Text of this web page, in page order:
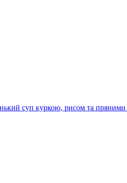
суп куркою, рисом та